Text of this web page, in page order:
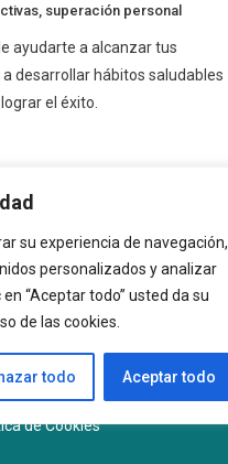
su experiencia de navegación,
personalizados y analizar
“Aceptar todo” usted da su
de las cookies.
todo Aceptar todo
superación personal
ayudarte a alcanzar tus
desarrollar hábitos saludables
el éxito.
de Cookies